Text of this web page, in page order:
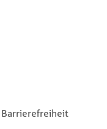
Barrierefreiheit